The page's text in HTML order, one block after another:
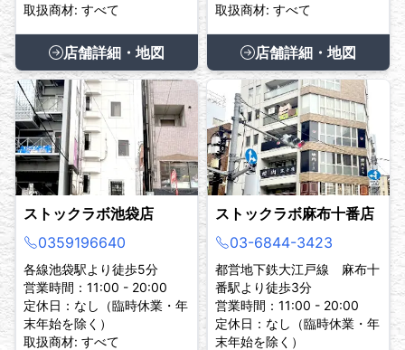
取扱商材: すべて
店舗詳細・地図
取扱商材: すべて
店舗詳細・地図
ストックラボ池袋店
0359196640
各線池袋駅より徒歩5分
営業時間：11:00 - 20:00
定休日：なし（臨時休業・年
末年始を除く）
取扱商材: すべて
ストックラボ麻布十番店
03-6844-3423
都営地下鉄大江戸線 麻布十
番駅より徒歩3分
営業時間：11:00 - 20:00
定休日：なし（臨時休業・年
末年始を除く）